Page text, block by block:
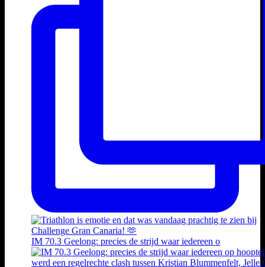
IM 70.3 Geelong: precies de strijd waar iedereen o